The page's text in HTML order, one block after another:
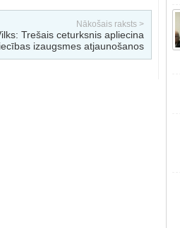
Nākošais raksts >
Trešais ceturksnis apliecina
izaugsmes atjaunošanos